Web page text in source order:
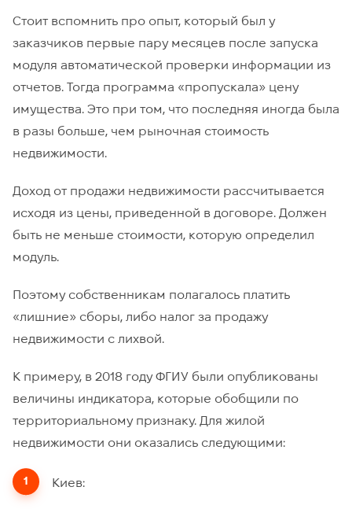
Стоит вспомнить про опыт, который был у
заказчиков первые пару месяцев после запуска
модуля автоматической проверки информации из
отчетов. Тогда программа «пропускала» цену
имущества. Это при том, что последняя иногда была
в разы больше, чем рыночная стоимость
недвижимости.
Доход от продажи недвижимости рассчитывается
исходя из цены, приведенной в договоре. Должен
быть не меньше стоимости, которую определил
модуль.
Поэтому собственникам полагалось платить
«лишние» сборы, либо налог за продажу
недвижимости с лихвой.
К примеру, в 2018 году ФГИУ были опубликованы
величины индикатора, которые обобщили по
территориальному признаку. Для жилой
недвижимости они оказались следующими:
Киев: